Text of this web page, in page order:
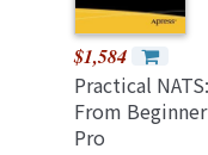
$1,584
Practical NATS:
From
Pro